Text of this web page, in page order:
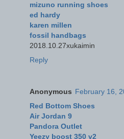
mizuno running shoes
ed hardy
karen millen
fossil handbags
2018.10.27xukaimin
Reply
Anonymous February 16,
Red Bottom Shoes
Air Jordan 9
Pandora Outlet
Yeezy boost 350 v2